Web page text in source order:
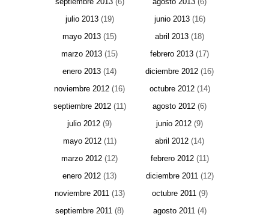
julio 2013(19) junio 2013(16)
mayo 2013 (15) abril 2013 (18)
marzo 2013 (15) febrero 2013 (17)
enero 2013 (14) diciembre 2012 (16)
noviembre 2012 (16) octubre 2012(14)
septiembre 2012(11) agosto 2012 (6)
julio 2012 (9) junio 2012 (9)
mayo 2012(11) abril 2012 (14)
marzo 2012 (12) febrero 2012(11)
enero 2012 (13) diciembre 2011(12)
noviembre 2011(13) octubre 2011(9)
septiembre 2011 (8) agosto 2011(4)